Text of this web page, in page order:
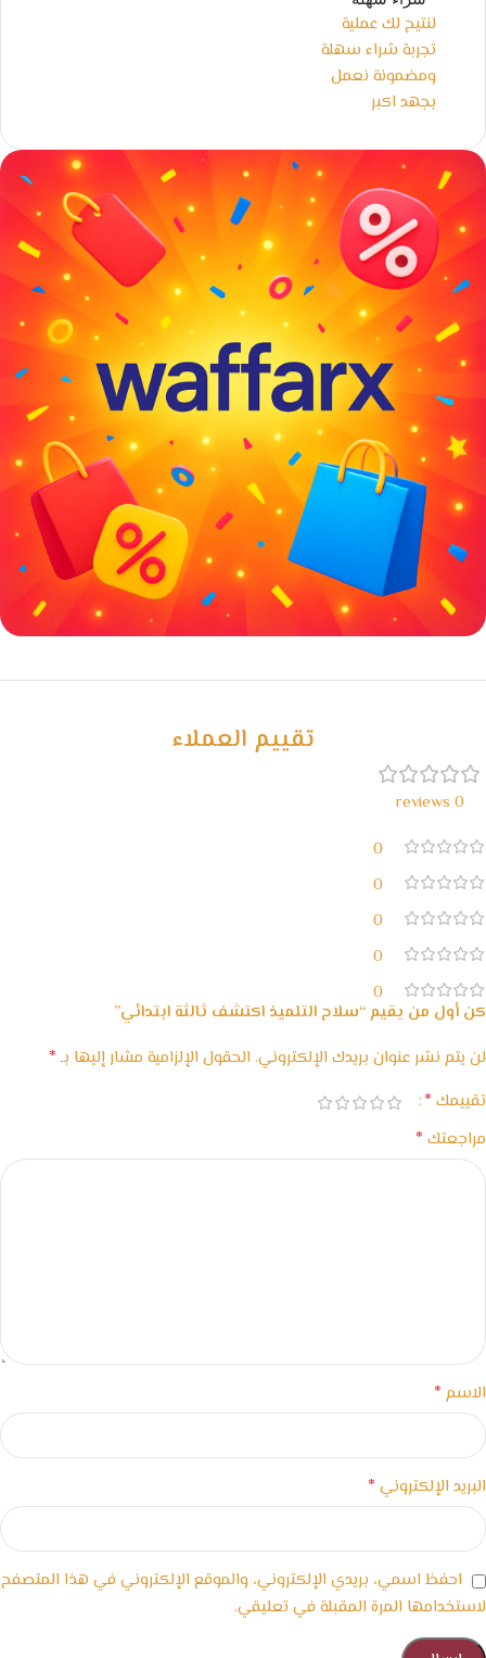
لنتيح لك عملية
تجربة شراء سهلة
ومضمونة نعمل
بجهد اكبر
خصومات كبيرة
تقييم العملاء
0 reviews
0
0
0
0
0
كن أول من يقيم “سلاح التلميذ اكتشف ثالثة ابتدائي”
لن يتم نشر عنوان بريدك الإلكتروني. الحقول الإلزامية مشار إليها بـ*
تقييمك *
مراجعتك *
الاسم *
البريد الإلكتروني *
احفظ اسمي، بريدي الإلكتروني، والموقع الإلكتروني في هذا المتصفح
لاستخدامها المرة المقبلة في تعليقي.